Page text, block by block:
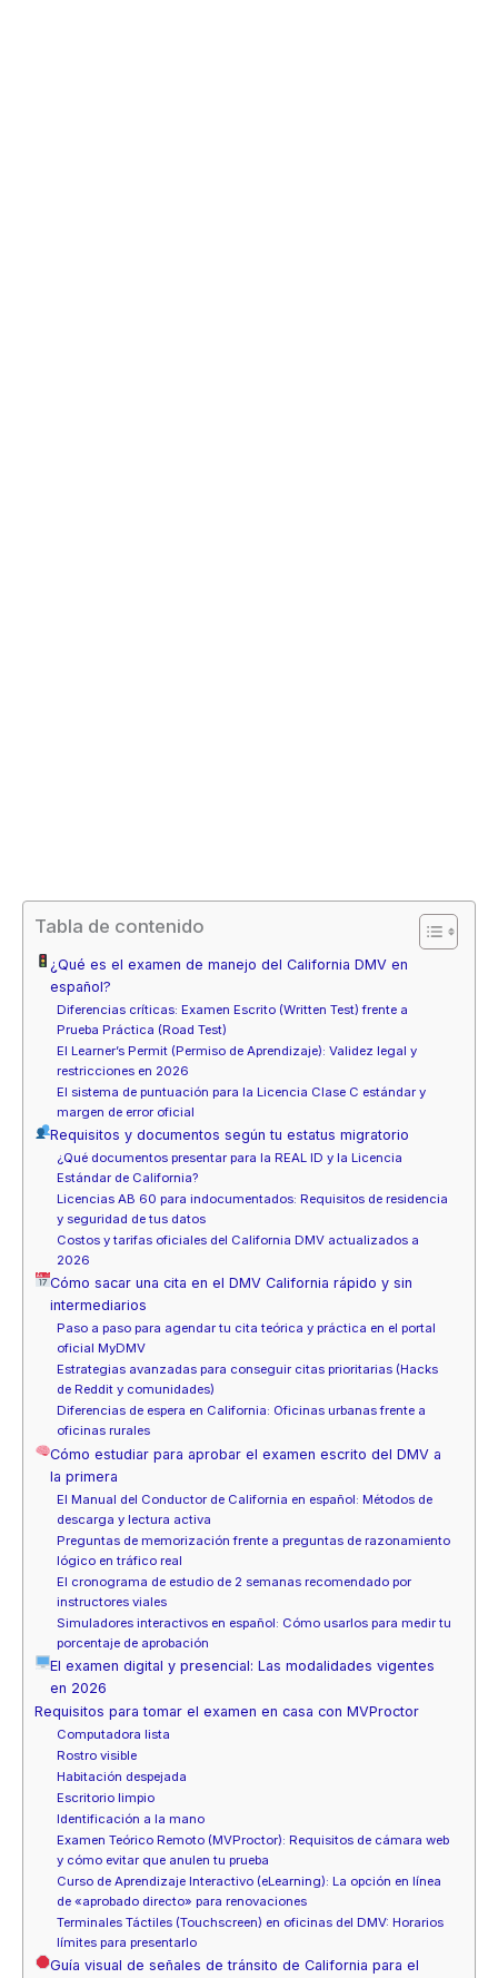
Tabla de contenido
¿Qué es el examen de manejo del California DMV en
español?
Diferencias críticas: Examen Escrito (Written Test) frente a
Prueba Práctica (Road Test)
El Learner’s Permit (Permiso de Aprendizaje): Validez legal y
restricciones en 2026
El sistema de puntuación para la Licencia Clase C estándar y
margen de error oficial
Requisitos y documentos según tu estatus migratorio
¿Qué documentos presentar para la REAL ID y la Licencia
Estándar de California?
Licencias AB 60 para indocumentados: Requisitos de residencia
y seguridad de tus datos
Costos y tarifas oficiales del California DMV actualizados a
2026
Cómo sacar una cita en el DMV California rápido y sin
intermediarios
Paso a paso para agendar tu cita teórica y práctica en el portal
oficial MyDMV
Estrategias avanzadas para conseguir citas prioritarias (Hacks
de Reddit y comunidades)
Diferencias de espera en California: Oficinas urbanas frente a
oficinas rurales
Cómo estudiar para aprobar el examen escrito del DMV a
la primera
El Manual del Conductor de California en español: Métodos de
descarga y lectura activa
Preguntas de memorización frente a preguntas de razonamiento
lógico en tráfico real
El cronograma de estudio de 2 semanas recomendado por
instructores viales
Simuladores interactivos en español: Cómo usarlos para medir tu
porcentaje de aprobación
El examen digital y presencial: Las modalidades vigentes
en 2026
Requisitos para tomar el examen en casa con MVProctor
Computadora lista
Rostro visible
Habitación despejada
Escritorio limpio
Identificación a la mano
Examen Teórico Remoto (MVProctor): Requisitos de cámara web
y cómo evitar que anulen tu prueba
Curso de Aprendizaje Interactivo (eLearning): La opción en línea
de «aprobado directo» para renovaciones
Terminales Táctiles (Touchscreen) en oficinas del DMV: Horarios
límites para presentarlo
Guía visual de señales de tránsito de California para el